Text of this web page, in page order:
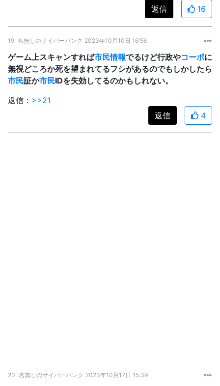
返信
16
19. 名無しのサイバーパンク 2023年10月10日 16:56
ゲーム上スキャンすれば市民情報でるけど行政やコーポに
無視どころか死を望まれてるフシがあるのでもしかしたら
市民証か市民IDを失効してるのかもしれない。
返信： >>21
返信
4
20. 名無しのサイバーパンク 2023年10月17日 15:39